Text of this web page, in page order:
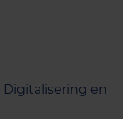
Digitalisering en